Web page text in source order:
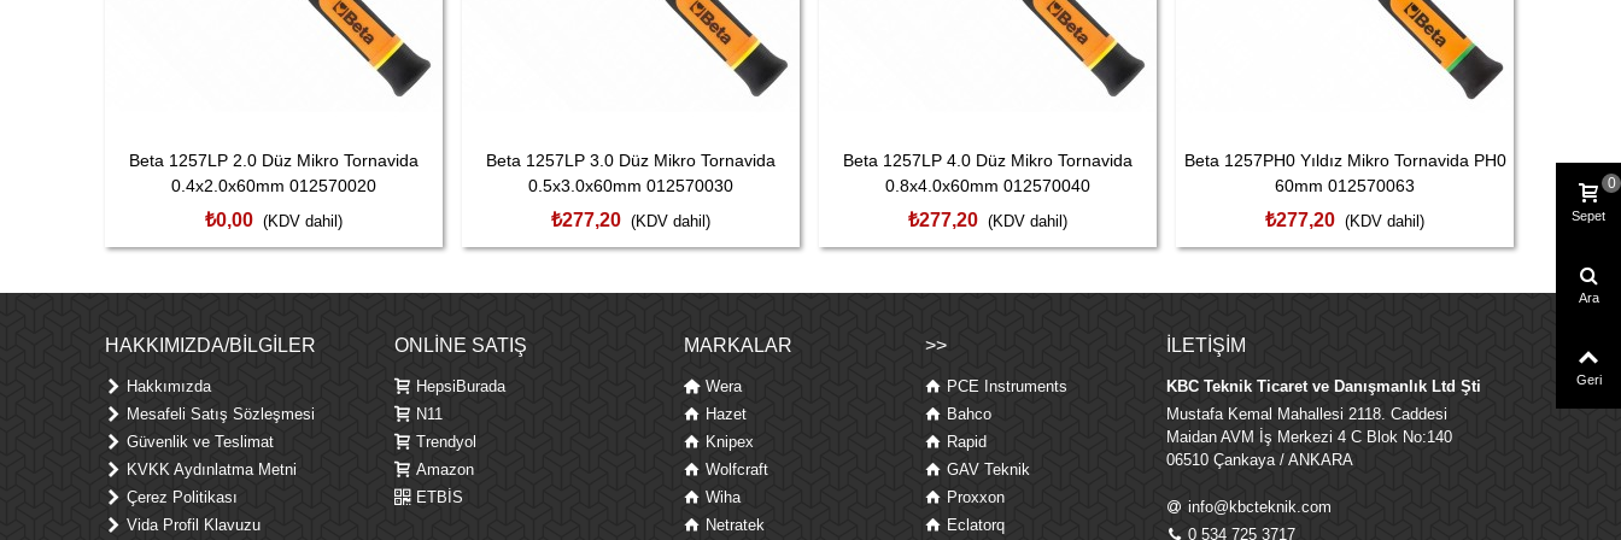
Beta 1257LP 2.0 Düz Mikro Tornavida
0.4x2.0x60mm 012570020
₺0,00 (KDV dahil)
Beta 1257LP 3.0 Düz Mikro Tornavida
0.5x3.0x60mm 012570030
₺277,20 (KDV dahil)
Beta 1257LP 4.0 Düz Mikro Tornavida
0.8x4.0x60mm 012570040
₺277,20 (KDV dahil)
Beta 1257PH0 Yıldız Mikro Tornavida PH0
60mm 012570063
₺277,20 (KDV dahil)
Beta
HAKKIMIZDA/BILGILER
Hakkımızda
Mesafeli Satış Sözleşmesi
Güvenlik ve Teslimat
KVKK Aydınlatma Metni
Çerez Politikası
Vida Profil Klavuzu
ONLINE SATIŞ
HepsiBurada
N11
Trendyol
Amazon
ETBİS
MARKALAR
Wera
Hazet
Knipex
Wolfcraft
Wiha
Netratek
>>
PCE Instruments
Bahco
Rapid
GAV Teknik
Proxxon
Eclatorq
İLETIŞIM
KBC Teknik Ticaret ve Danışmanlık Ltd Şti
Mustafa Kemal Mahallesi 2118. Caddesi
Maidan AVM İş Merkezi 4 C Blok No:140
06510 Çankaya / ANKARA
info@kbcteknik.com
0 534 725 3717
Sepet
0
Ara
Geri